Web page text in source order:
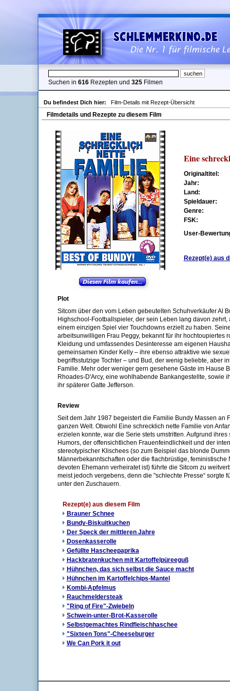
Suchen in 616 Rezepten und 325 Filmen
Du befindest Dich hier: Film-Details mit Rezept-Übersicht
Filmdetails und Rezepte zu diesem Film
Eine
Originaltitel:
Jahr:
Land:
Spieldauer:
Genre:
FSK:
User-
Rezept(e) aus
Plot
Sitcom über den vom Leben gebeutelten Schuhverkäufer Al
Highschool-Footballspieler, der sein Leben lang davon
einem einzigen Spiel vier Touchdowns erzielt zu haben.
arbeitsunwilligen Frau Peggy, bekannt für ihr hochtoupiertes
Kleidung und umfassendes Desinteresse am eigenen
gemeinsamen Kinder Kelly – ihre ebenso attraktive wie
begriffsstutzige Tochter – und Bud, der wenig beliebte, aber
Familie. Mehr oder weniger gern gesehene Gäste im Hause
Rhoades-D'Arcy, eine wohlhabende Bankangestellte, sowie
ihr späterer Gatte Jefferson.
Review
Seit dem Jahr 1987 begeistert die Familie Bundy Massen an
ganzen Welt. Obwohl Eine schrecklich nette Familie von
erzielen konnte, war die Serie stets umstritten. Aufgrund
Humors, der offensichtlichen Frauenfeindlichkeit und der
stereotypischer Klischees (so zum Beispiel das blonde
Männerbekanntschaften oder die flachbrüstige, feministische
devoten Ehemann verheiratet ist) führte die Sitcom zu
meist jedoch vergebens, denn die "schlechte Presse“ sorgte
unter den Zuschauern.
Rezept(e) aus diesem Film
Brauner Schnee
Bundy-Biskuitkuchen
Der Speck der mittleren Jahre
Dosenkasserolle
Gefüllte Hascheepaprika
Hackbratenkuchen mit Kartoffelpüreeguß
Hühnchen, das sich selbst die Sauce macht
Hühnchen im Kartoffelchips-Mantel
Kombi-Apfelmus
Rauchmeldersteak
"Ring of Fire"-Zwiebeln
Schwein-unter-Brot-Kasserolle
Selbstgemachtes Rindfleischhaschee
"Sixteen Tons"-Cheeseburger
We Can Pork it out